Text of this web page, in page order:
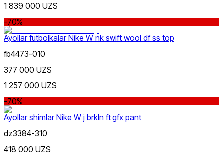
1 839 000 UZS
-70%
Ayollar futbolkalar Nike W nk swift wool df ss top
fb4473-010
377 000 UZS
1 257 000 UZS
-70%
Ayollar shimlar Nike W j brkln ft gfx pant
dz3384-310
418 000 UZS